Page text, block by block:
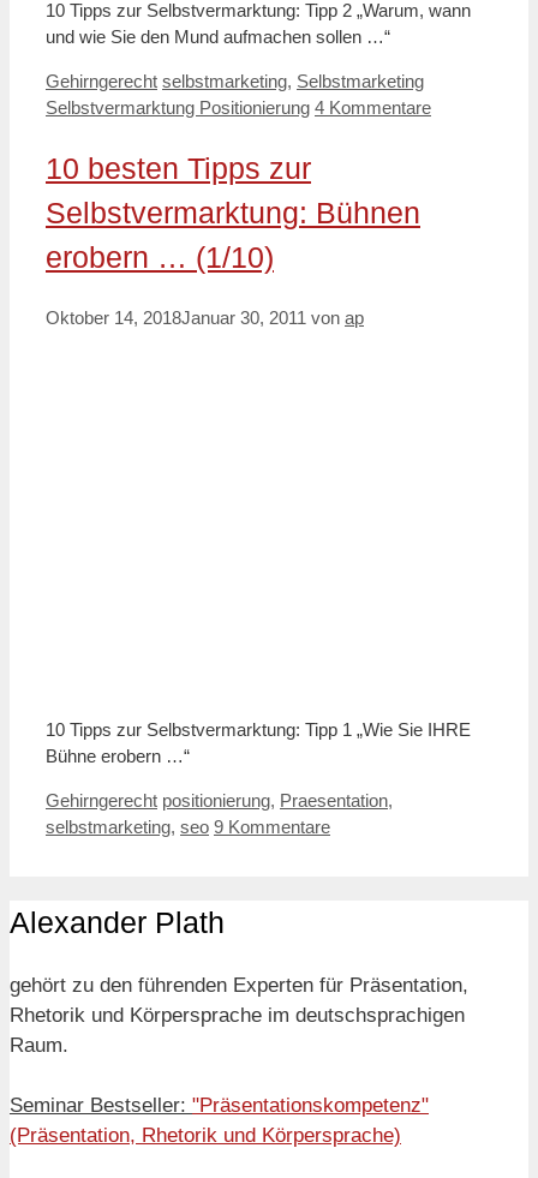
10 Tipps zur Selbstvermarktung: Tipp 2 „Warum, wann
und wie Sie den Mund aufmachen sollen …“
Kategorien
Gehirngerecht Schlagwörter
selbstmarketing, Selbstmarketing
Selbstvermarktung Positionierung 4 Kommentare
10 besten Tipps zur
Selbstvermarktung: Bühnen
erobern … (1/10)
Oktober 14, 2018Januar 30, 2011 von ap
10 Tipps zur Selbstvermarktung: Tipp 1 „Wie Sie IHRE
Bühne erobern …“
Kategorien
Gehirngerecht Schlagwörter
positionierung, Praesentation,
selbstmarketing, seo 9 Kommentare
Alexander Plath
gehört zu den führenden Experten für Präsentation,
Rhetorik und Körpersprache im deutschsprachigen
Raum.
Seminar Bestseller: "Präsentationskompetenz"
(Präsentation, Rhetorik und Körpersprache)